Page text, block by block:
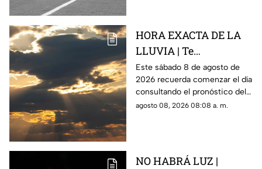
HORA EXACTA DE LA
LLUVIA | Te
compartimos el
pronóstico del clima
HOY en Querétaro
Este sábado 8 de agosto de
2026 recuerda comenzar el día
consultando el pronóstico del
clima en Querétaro.
agosto 08, 2026 08:08 a. m.
NO HABRÁ LUZ |